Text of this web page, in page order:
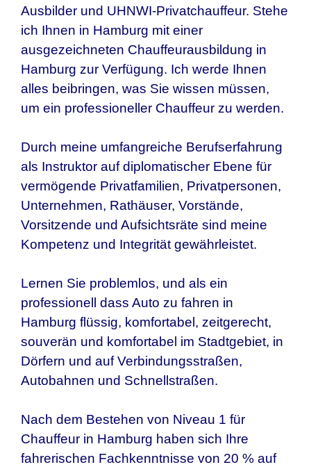
Ausbilder und UHNWI-Privatchauffeur. Stehe
ich Ihnen in Hamburg mit einer
ausgezeichneten Chauffeurausbildung in
Hamburg zur Verfügung. Ich werde Ihnen
alles beibringen, was Sie wissen müssen,
um ein professioneller Chauffeur zu werden.
Durch meine umfangreiche Berufserfahrung
als Instruktor auf diplomatischer Ebene für
vermögende Privatfamilien, Privatpersonen,
Unternehmen, Rathäuser, Vorstände,
Vorsitzende und Aufsichtsräte sind meine
Kompetenz und Integrität gewährleistet.
Lernen Sie problemlos, und als ein
professionell dass Auto zu fahren in
Hamburg flüssig, komfortabel, zeitgerecht,
souverän und komfortabel im Stadtgebiet, in
Dörfern und auf Verbindungsstraßen,
Autobahnen und Schnellstraßen.
Nach dem Bestehen von Niveau 1 für
Chauffeur in Hamburg haben sich Ihre
fahrerischen Fachkenntnisse von 20 % auf